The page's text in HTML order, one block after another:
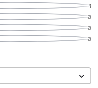
1
0
0
0